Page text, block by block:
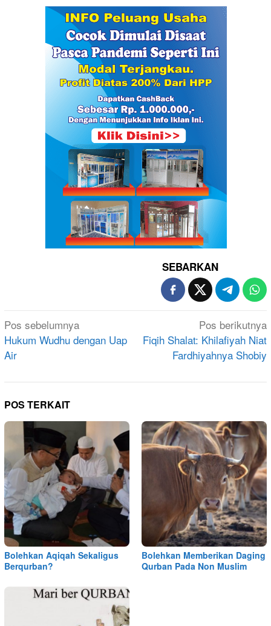
SEBARKAN
Navigasi
pos
Pos sebelumnya
Hukum Wudhu dengan Uap
Air
Pos berikutnya
Fiqih Shalat: Khilafiyah Niat
Fardhiyahnya Shobiy
POS TERKAIT
Bolehkan Aqiqah Sekaligus
Berqurban?
Bolehkan Memberikan Daging
Qurban Pada Non Muslim